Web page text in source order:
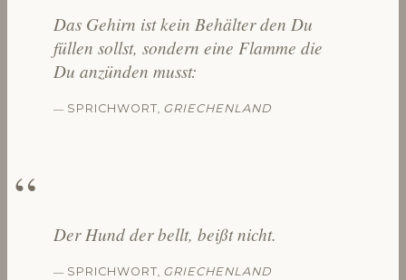
Das Gehirn ist kein Behälter den Du
füllen sollst, sondern eine Flamme die
Du anzünden musst:
— SPRICHWORT GRIECHENLAND
Der Hund der bellt, beißt nicht.
— SPRICHWORT GRIECHENLAND